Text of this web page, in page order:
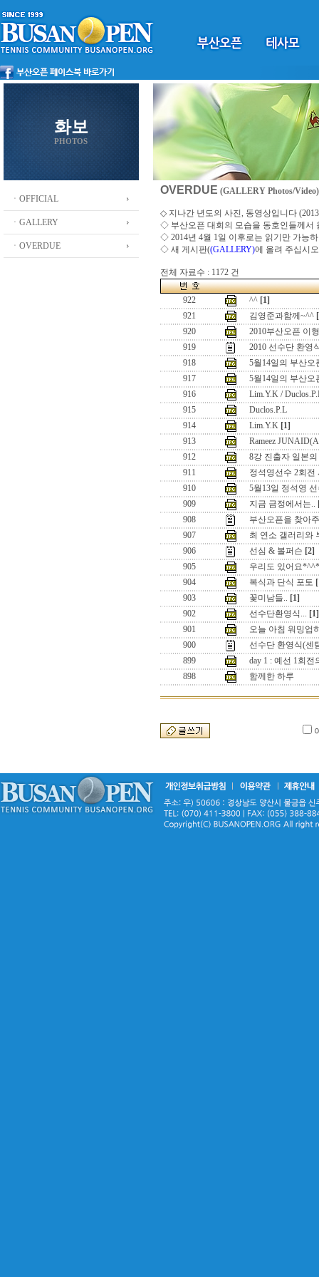
화보
PHOTOS
ㆍOFFICIAL
ㆍGALLERY
ㆍOVERDUE
OVERDUE (GALLERY Photos/Video)
◇ 지나간 년도의 사진, 동영상입니다
◇ 부산오픈 대회의 모습을 동호인들께서
◇ 2014년 4월 1일 이후로는 읽기만 가능
◇ 새 게시판((GALLERY)에 올려 주십시오
전체 자료수 : 1172 건
922 ^^ [1]
921
김영준과함께~^^
920
2010부산오픈 이
919
2010 선수단 환영
918
5월14일의 부산오
917
5월14일의 부산오
916
Lim.Y.K /
915
Duclos.P.L
914
Lim.Y.K [1]
913
Rameez
912
8강 진출자 일본
911
정석영선수 2회전
910
5월13일 정석영
909
지금 금정에서는..
908
부산오픈을 찾아
907
최 연소 갤러리와
906
선심 & 볼퍼슨 [2]
905
우리도 있어요*^^*
904
복식과 단식 포토
903
꽃미남들.. [1]
902
선수단환영식... [1]
901
오늘 아침 워밍업
900
선수단 환영식(센
899
day 1 : 예선 1회전
898
함께한 하루